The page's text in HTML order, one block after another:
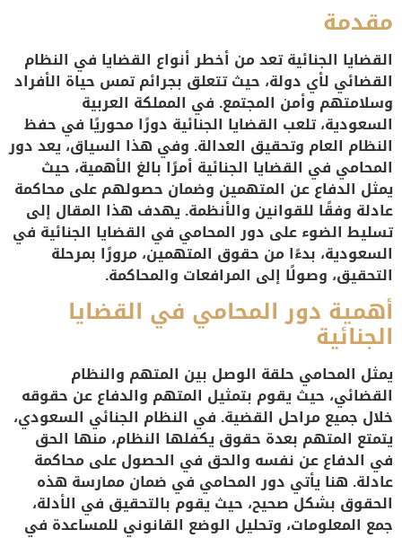
مقدمة
القضايا الجنائية تعد من أخطر أنواع القضايا في النظام
القضائي لأي دولة، حيث تتعلق بجرائم تمس حياة الأفراد
وسلامتهم وأمن المجتمع. في المملكة العربية
السعودية، تلعب القضايا الجنائية دورًا محوريًا في حفظ
النظام العام وتحقيق العدالة. وفي هذا السياق، يعد دور
المحامي في القضايا الجنائية أمرًا بالغ الأهمية، حيث
يمثل الدفاع عن المتهمين وضمان حصولهم على محاكمة
عادلة وفقًا للقوانين والأنظمة. يهدف هذا المقال إلى
تسليط الضوء على دور المحامي في القضايا الجنائية في
السعودية، بدءًا من حقوق المتهمين، مرورًا بمرحلة
التحقيق، وصولًا إلى المرافعات والمحاكمة.
أهمية دور المحامي في القضايا
الجنائية
يمثل المحامي حلقة الوصل بين المتهم والنظام
القضائي، حيث يقوم بتمثيل المتهم والدفاع عن حقوقه
خلال جميع مراحل القضية. في النظام الجنائي السعودي،
يتمتع المتهم بعدة حقوق يكفلها النظام، منها الحق
في الدفاع عن نفسه والحق في الحصول على محاكمة
عادلة. هنا يأتي دور المحامي في ضمان ممارسة هذه
الحقوق بشكل صحيح، حيث يقوم بالتحقيق في الأدلة،
جمع المعلومات، وتحليل الوضع القانوني للمساعدة في